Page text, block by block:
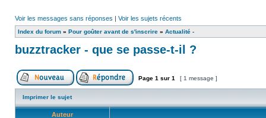
Voir les messages sans réponses | Voir les sujets récents
Index du forum » Pour goûter avant de s'inscrire » Actualité -
buzztracker - que se passe-t-il ?
Page 1 sur 1 [ 1 message ]
Imprimer le sujet
Auteur